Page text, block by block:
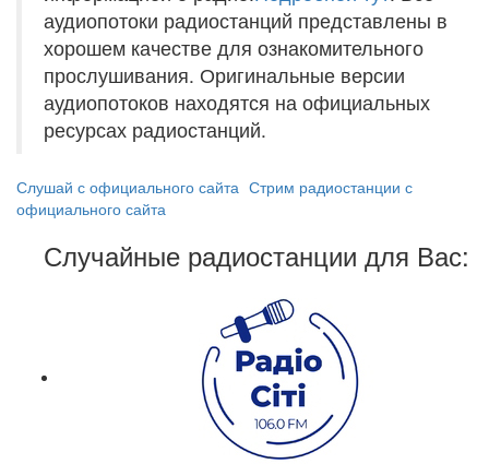
аудиопотоки радиостанций представлены в
хорошем качестве для ознакомительного
прослушивания. Оригинальные версии
аудиопотоков находятся на официальных
ресурсах радиостанций.
Слушай с официального сайта Стрим радиостанции с
официального сайта
Случайные радиостанции для Вас: